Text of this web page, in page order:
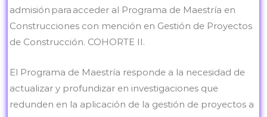
admisión para acceder al Programa de Maestría en
Construcciones con mención en Gestión de Proyectos
de Construcción. COHORTE II.
El Programa de Maestría responde a la necesidad de
actualizar y profundizar en investigaciones que
redunden en la aplicación de la gestión de proyectos a